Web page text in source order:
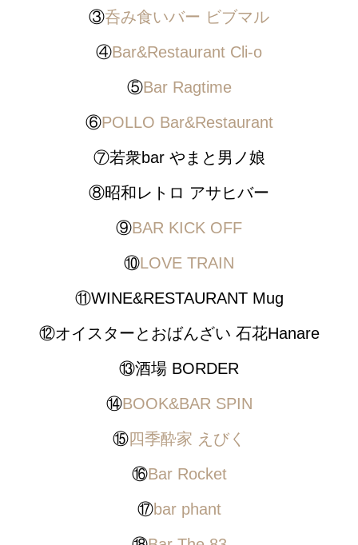
③呑み食いバー ビブマル
④Bar&Restaurant Cli-o
⑤Bar Ragtime
⑥POLLO Bar&Restaurant
⑦若衆bar やまと男ノ娘
⑧昭和レトロ アサヒバー
⑨BAR KICK OFF
⑩LOVE TRAIN
⑪WINE&RESTAURANT Mug
⑫オイスターとおばんざい 石花Hanare
⑬酒場 BORDER
⑭BOOK&BAR SPIN
⑮四季酔家 えびく
⑯Bar Rocket
⑰bar phant